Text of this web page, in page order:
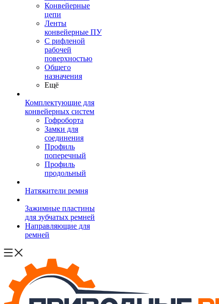
Конвейерные
цепи
Ленты
конвейерные ПУ
С рифленой
рабочей
поверхностью
Общего
назначения
Ещё
Комплектующие для
конвейерных систем
Гофроборта
Замки для
соединения
Профиль
поперечный
Профиль
продольный
Натяжители ремня
Зажимные пластины
для зубчатых ремней
Направляющие для
ремней